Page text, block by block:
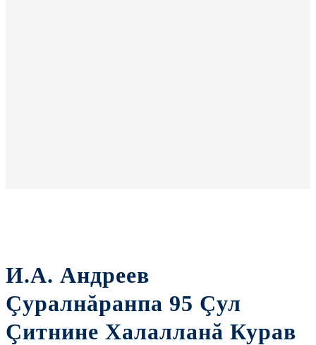
И.А. Андреев
Çуралнăранпа 95 Çул
Çитнине Халалланă Курав